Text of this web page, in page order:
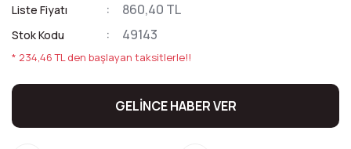
Liste Fiyatı 860,40 TL
Stok Kodu 49143
* 234,46 TL den başlayan taksitlerle!!
GELİNCE HABER VER